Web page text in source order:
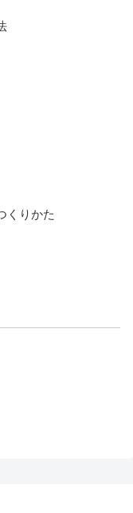
くりかた